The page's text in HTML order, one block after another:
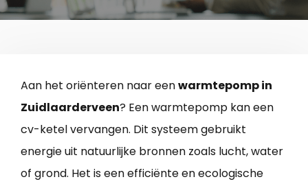
Aan het oriënteren naar eenwarmtepomp in
Zuidlaarderveen? Een warmtepomp kan een
cv-ketel vervangen. Dit systeem gebruikt
energie uit natuurlijke bronnen zoals lucht, water
of grond. Het is een efficiënte en ecologische